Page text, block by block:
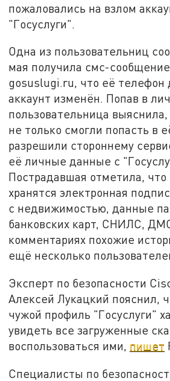
пожаловались на взлом
"Госуслуги".
Одна из пользовательниц
мая получила смс-
gosuslugi.ru, что её телефон
аккаунт изменён. Попав в
пользовательница
не только смогли попасть в
разрешили стороннему
её личные данные с
Пострадавшая отметила,
хранятся электронная
с недвижимостью, данные
банковских карт, СНИЛС,
комментариях похожие
ещё несколько
Эксперт по безопасности
Алексей Лукацкий пояснил,
чужой профиль "Госуслуги"
увидеть все загруженные
воспользоваться ими, пишет
Специалисты по